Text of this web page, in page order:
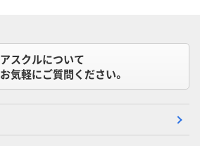
アスクルについて
お気軽にご質問ください。